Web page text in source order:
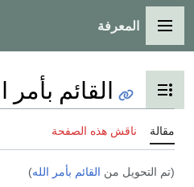
القائمة الرئيسية
المعرفة
تبديل عرض جدول المحتويات
القائم
مقالة ناقش هذه الصفحة
(تم التحويل من القائم بأمر الله)